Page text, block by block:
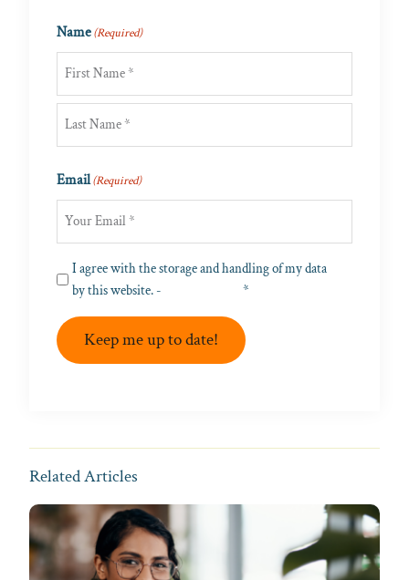
Name(Required)
First
Email(Required)
Privacy(Required)
I agree with the storage and handling of my data
by this website. -
*
Keep me up to date!
Related Articles